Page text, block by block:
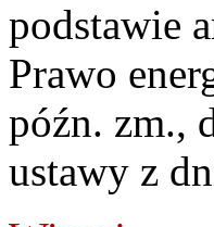
podstawie
Prawo
późn. zm.,
ustawy z